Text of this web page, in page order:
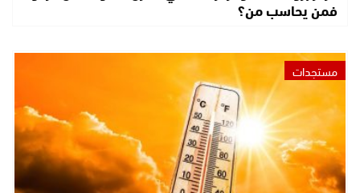
فمن يحاسب من؟
مستجدات